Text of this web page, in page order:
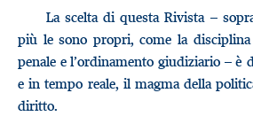
La scelta di questa Rivista –
più le sono propri, come la
penale e l’ordinamento giudiziario – è
e in tempo reale, il magma della
diritto.